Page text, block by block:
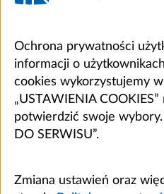
Ochrona prywatności
informacji o
cookies wykorzystujemy
„USTAWIENIA
potwierdzić swoje wybory.
DO SERWISU”.
Zmiana ustawień oraz